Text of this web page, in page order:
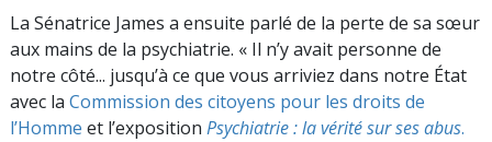
La Sénatrice James a ensuite parlé de la perte de sa sœur
aux mains de la psychiatrie. « Il n’y avait personne de
notre côté... jusqu’à ce que vous arriviez dans notre État
avec la Commission des citoyens pour les droits de
l’Homme et l’exposition Psychiatrie : la vérité sur ses abus.